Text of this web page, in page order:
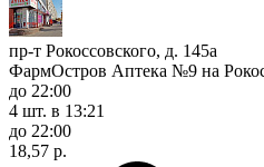
пр-т Рокоссовского, д. 145а
ФармОстров Аптека №9 на
до 22:00
4 шт. в 13:21
до 22:00
18,57 р.